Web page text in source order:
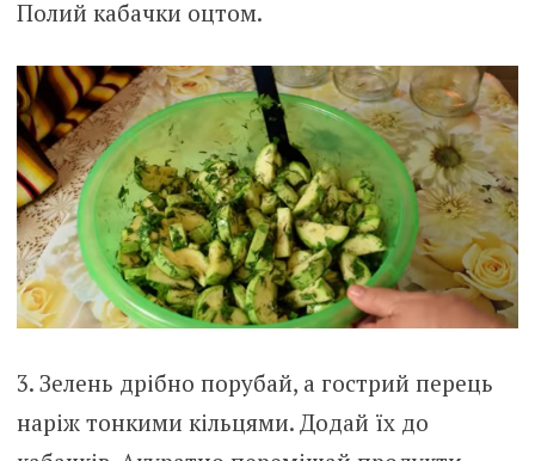
Полий кабачки оцтом.
3. Зелень дрібно порубай, а гострий перець
наріж тонкими кільцями. Додай їх до